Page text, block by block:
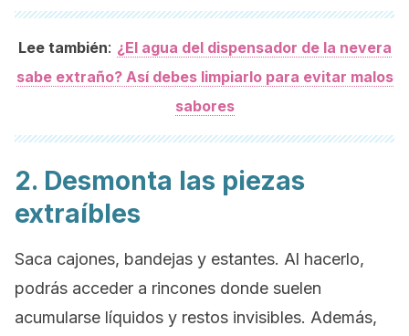
Lee también: ¿El agua del dispensador de la nevera
sabe extraño? Así debes limpiarlo para evitar malos
sabores
2. Desmonta las piezas
extraíbles
Saca cajones, bandejas y estantes. Al hacerlo,
podrás acceder a rincones donde suelen
acumularse líquidos y restos invisibles. Además,